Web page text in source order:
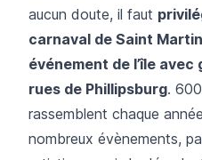
aucun doute, il faut
carnaval de Saint
événement de l’île
rues de Phillipsburg.
rassemblent chaque
nombreux évènements,